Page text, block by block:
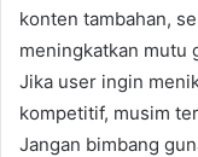
konten tambahan,
meningkatkan mutu
Jika user ingin
kompetitif, musim
Jangan bimbang